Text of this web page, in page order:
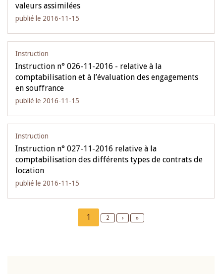
valeurs assimilées
publié le 2016-11-15
Instruction
Instruction n° 026-11-2016 - relative à la
comptabilisation et à l’évaluation des engagements
en souffrance
publié le 2016-11-15
Instruction
Instruction n° 027-11-2016 relative à la
comptabilisation des différents types de contrats de
location
publié le 2016-11-15
Current
page
1 Page
2
Next
›
Last
»